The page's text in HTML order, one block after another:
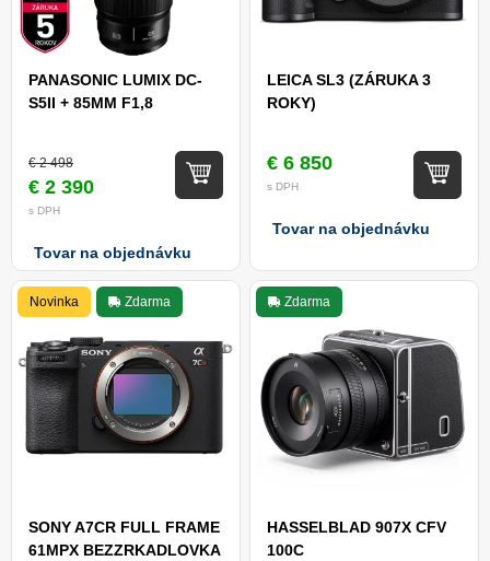
PANASONIC LUMIX DC-
S5II + 85MM F1,8
€ 2 498
€ 2 390
s DPH
Tovar na objednávku
LEICA SL3 (ZÁRUKA 3
ROKY)
€ 6 850
s DPH
Tovar na objednávku
Novinka Zdarma
SONY A7CR FULL FRAME
61MPX BEZZRKADLOVKA
Zdarma
HASSELBLAD 907X CFV
100C